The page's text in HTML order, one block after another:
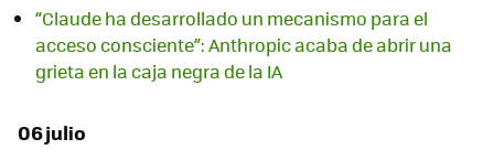
“Claude ha desarrollado un mecanismo para el
acceso consciente”: Anthropic acaba de abrir una
grieta en la caja negra de la IA
06 julio